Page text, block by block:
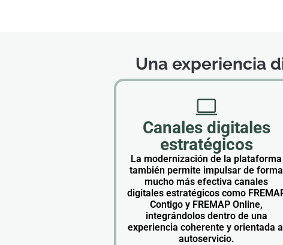
Una experiencia
Canales digitales
estratégicos
La modernización de la plataforma
también permite impulsar de forma
mucho más efectiva canales
digitales estratégicos como
Contigo y FREMAP Online,
integrándolos dentro de una
experiencia coherente y orientada
autoservicio.